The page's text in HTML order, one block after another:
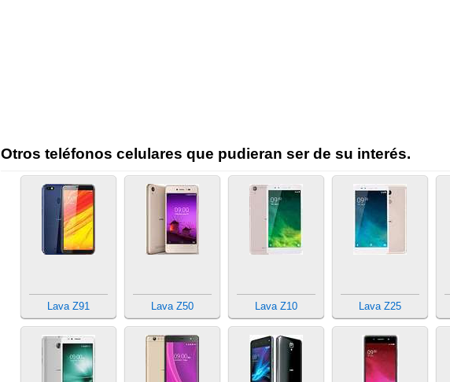
Otros teléfonos celulares que pudieran ser de su interés.
Lava Z91 Lava Z50 Lava Z10 Lava Z25